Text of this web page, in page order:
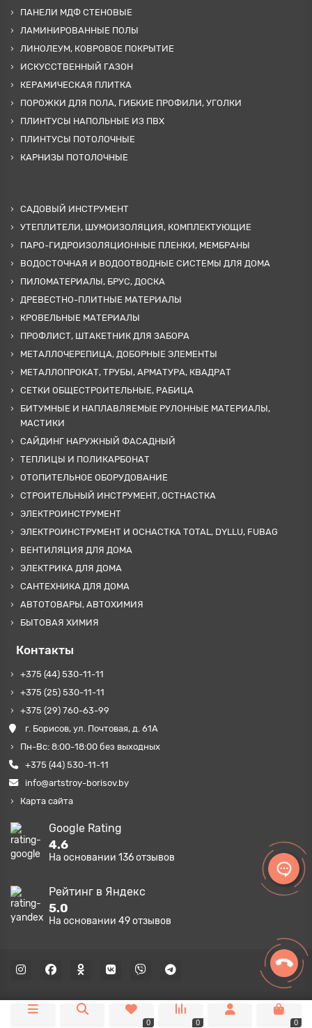
ПАНЕЛИ МДФ СТЕНОВЫЕ
ЛАМИНИРОВАННЫЕ ПОЛЫ
ЛИНОЛЕУМ, КОВРОВОЕ ПОКРЫТИЕ
ИСКУССТВЕННЫЙ ГАЗОН
КЕРАМИЧЕСКАЯ ПЛИТКА
ПОРОЖКИ ДЛЯ ПОЛА, ГИБКИЕ ПРОФИЛИ, УГОЛКИ
ПЛИНТУСЫ НАПОЛЬНЫЕ ИЗ ПВХ
ПЛИНТУСЫ ПОТОЛОЧНЫЕ
КАРНИЗЫ ПОТОЛОЧНЫЕ
САДОВЫЙ ИНСТРУМЕНТ
УТЕПЛИТЕЛИ, ШУМОИЗОЛЯЦИЯ, КОМПЛЕКТУЮЩИЕ
ПАРО-ГИДРОИЗОЛЯЦИОННЫЕ ПЛЕНКИ, МЕМБРАНЫ
ВОДОСТОЧНАЯ И ВОДООТВОДНЫЕ СИСТЕМЫ ДЛЯ ДОМА
ПИЛОМАТЕРИАЛЫ, БРУС, ДОСКА
ДРЕВЕСТНО-ПЛИТНЫЕ МАТЕРИАЛЫ
КРОВЕЛЬНЫЕ МАТЕРИАЛЫ
ПРОФЛИСТ, ШТАКЕТНИК ДЛЯ ЗАБОРА
МЕТАЛЛОЧЕРЕПИЦА, ДОБОРНЫЕ ЭЛЕМЕНТЫ
МЕТАЛЛОПРОКАТ, ТРУБЫ, АРМАТУРА, КВАДРАТ
СЕТКИ ОБЩЕСТРОИТЕЛЬНЫЕ, РАБИЦА
БИТУМНЫЕ И НАПЛАВЛЯЕМЫЕ РУЛОННЫЕ МАТЕРИАЛЫ,
МАСТИКИ
САЙДИНГ НАРУЖНЫЙ ФАСАДНЫЙ
ТЕПЛИЦЫ И ПОЛИКАРБОНАТ
ОТОПИТЕЛЬНОЕ ОБОРУДОВАНИЕ
СТРОИТЕЛЬНЫЙ ИНСТРУМЕНТ, ОСТНАСТКА
ЭЛЕКТРОИНСТРУМЕНТ
ЭЛЕКТРОИНСТРУМЕНТ И ОСНАСТКА TOTAL, DYLLU, FUBAG
ВЕНТИЛЯЦИЯ ДЛЯ ДОМА
ЭЛЕКТРИКА ДЛЯ ДОМА
САНТЕХНИКА ДЛЯ ДОМА
АВТОТОВАРЫ, АВТОХИМИЯ
БЫТОВАЯ ХИМИЯ
Контакты
+375 (44) 530-11-11
+375 (25) 530-11-11
+375 (29) 760-63-99
г. Борисов, ул. Почтовая, д. 61А
Пн-Вс: 8:00-18:00 без выходных
+375 (44) 530-11-11
info@artstroy-borisov.by
Карта сайта
Google Rating
4.6
На основании 136отзывов
Рейтинг в Яндекс
5.0
На основании 49отзывов
0 0 0